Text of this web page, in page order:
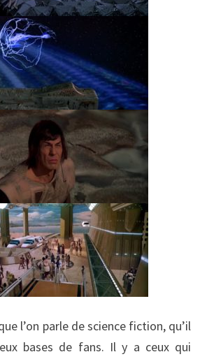
l’on parle de science fiction, qu’il
bases de fans. Il y a ceux qui